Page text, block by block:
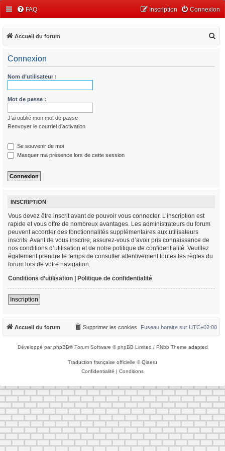
FAQ Connexion
Inscription
Accueil du forum
Connexion
Nom d’utilisateur :
Mot de passe :
J’ai oublié mon mot de passe
Renvoyer le courriel d’activation
Se souvenir de moi
Masquer ma présence lors de cette session
INSCRIPTION
Vous devez être inscrit avant de pouvoir vous connecter. L’inscription est
rapide et vous offre de nombreux avantages. Les administrateurs du forum
peuvent accorder des fonctionnalités supplémentaires aux utilisateurs
inscrits. Avant de vous inscrire, assurez-vous d’avoir pris connaissance de
nos conditions d’utilisation et de notre politique de confidentialité. Veuillez
également prendre le temps de consulter attentivement toutes les règles du
forum lors de votre navigation.
Conditions d’utilisation | Politique de confidentialité
Inscription
Accueil du forum Fuseau horaire sur UTC+02:00
Supprimer les cookies
Développé parphpBB® Forum Software © phpBB Limited / PNbb Theme adapted
Traduction française officielle ©Qiaeru
Confidentialité | Conditions